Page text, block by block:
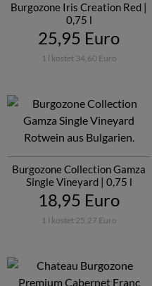
Burgozone Iris Creation Red |
0,75 l
25,95 Euro
1 l kostet 34,60 Euro
Burgozone Collection Gamza
Single Vineyard | 0,75 l
18,95 Euro
1 l kostet 25,27 Euro